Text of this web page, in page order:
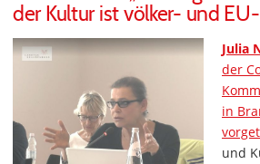
der Kultur ist völker- und
Julia
der
in
und